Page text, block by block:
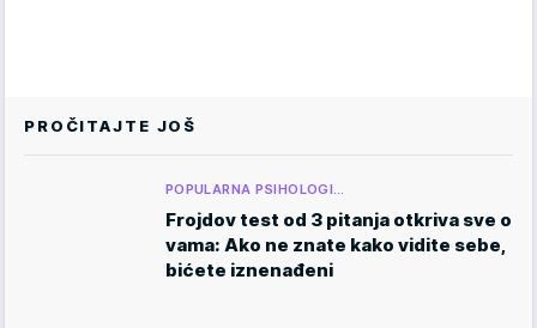
PROČITAJTE JOŠ
POPULARNA PSIHOLOGI…
Frojdov test od 3 pitanja otkriva sve o
vama: Ako ne znate kako vidite sebe,
bićete iznenađeni